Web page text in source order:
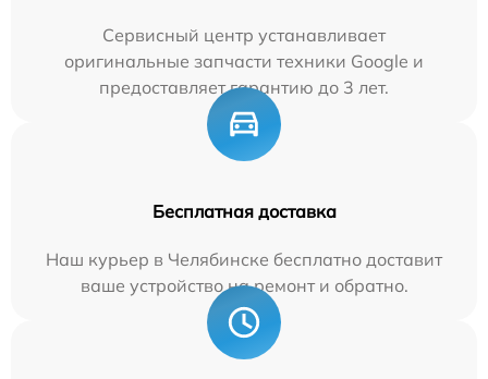
Сервисный центр устанавливает
оригинальные запчасти техники Google и
предоставляет гарантию до 3 лет.
Бесплатная доставка
Наш курьер в Челябинске бесплатно доставит
ваше устройство на ремонт и обратно.